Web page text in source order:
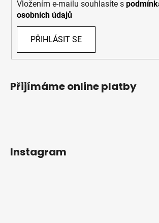
Vložením e-mailu souhlasíte s
osobních údajů
PŘIHLÁSIT SE
Přijímáme online platby
Instagram